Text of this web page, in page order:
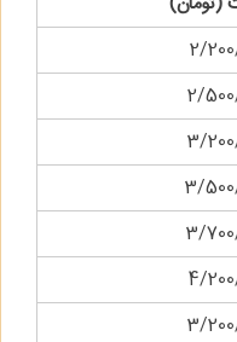
2/
2/
3/
3/
3/
4/
3/